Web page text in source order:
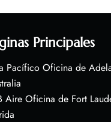
Principales
Pacífico Oficina de
Aire Oficina de Fort